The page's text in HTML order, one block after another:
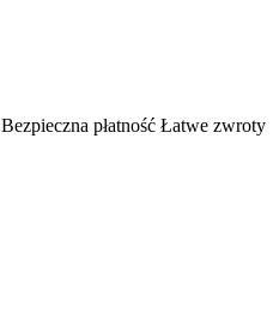
Bezpieczna płatność Łatwe zwroty